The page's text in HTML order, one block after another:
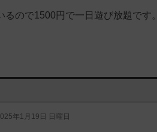
ので1500円で一日遊び放題です。
年1月19日 日曜日